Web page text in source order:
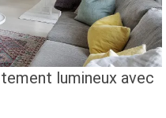
lumineux avec